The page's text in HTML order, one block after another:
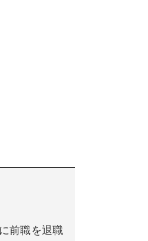
前職を退職